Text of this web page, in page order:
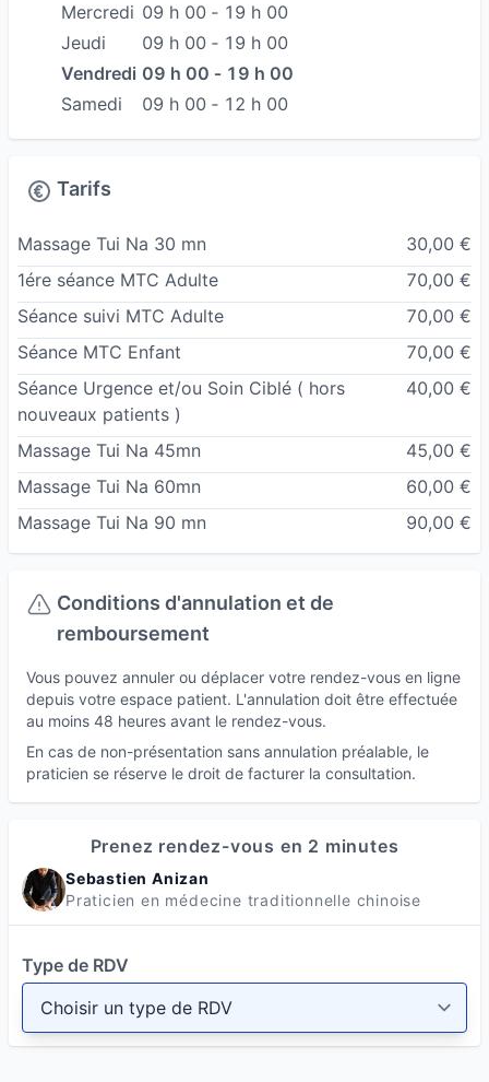
La médecine Chinoise étant initialement une
Médecine Préventive, je m'inscris pleinement
dans cette voie en proposant soins et
Accompagnement tout au long de l'année.
En effet, des 3 courants qui ont inspiré la MTC (
Taoisme qui a initié le principe YANG SHEN FA
que l'on pourrait traduire par "Technique pour
garder la santé". Les Taoistes avaient la
croyance que la mort était systématiquement la
conséquence d'une maladie, par conséquent,
seul la bonne santé leur procurerait la vie
éternelle
Partant du principe que c'est le corps faible qui
laisse entrer les maladies et non les maladies qui
sont plus fortes que le corps et y pénètrent, les
taoistes, par peur de mourir de maladies , on
développé des techniques de bonne santé, et
C'est ce que je vous propose dans mon Cabinet,
pour les avantages suivants:
-Meilleur connaisance de votre corps et de vos
fragilités
-Meilleure résistance aux évènements (
climatiques/professionnels/chagements /
émotionels ..), par anticipation et prévention
-Un rétablissement plus rapide en cas
d'évènement "brutal" (
Choc/maladie/Emotions/Opération...) puisque
nous connaissons bien le tarrain
-Un rendez vous durant lequel
Ecoute/Suivi/Soin/Détente sont en équilibre
Mercredi 09 h 00 ‐ 19 h 00
Jeudi
09 h 00 ‐ 19 h 00
Vendredi 09 h 00 ‐ 19 h 00
Samedi
09 h 00 ‐ 12 h 00
Tarifs
Massage Tui Na 30 mn
30,00 €
1ére séance MTC Adulte
70,00 €
Séance suivi MTC Adulte
70,00 €
Séance MTC Enfant
70,00 €
Séance Urgence et/ou Soin Ciblé ( hors
nouveaux patients )
40,00 €
Massage Tui Na 45mn
45,00 €
Massage Tui Na 60mn
60,00 €
Massage Tui Na 90 mn
90,00 €
Conditions d'annulation et de
remboursement
Vous pouvez annuler ou déplacer votre rendez-vous en ligne
depuis votre espace patient. L'annulation doit être effectuée
au moins 48 heures avant le rendez-vous.
En cas de non-présentation sans annulation préalable, le
praticien se réserve le droit de facturer la consultation.
Prenez rendez-vous en 2 minutes
Sebastien Anizan
Praticien en médecine traditionnelle chinoise
Type de RDV